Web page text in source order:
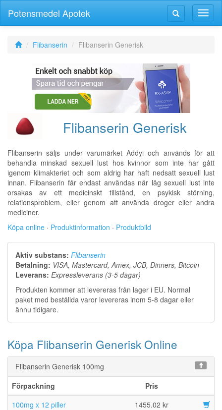
Växla
Växla
navigering
Potensmedel Apotek
Flibanserin Flibanserin Generisk
Flibanserin Generisk
Flibanserin säljs under varumärket Addyi och används för att
behandla minskad sexuell lust hos kvinnor som inte har gått
igenom klimakteriet och som aldrig har haft nedsatt sexuell lust
innan. Flibanserin får endast användas när låg sexuell lust inte
orsakas av ett medicinskt tillstånd, en psykisk störning,
relationsproblem, eller genom att använda droger eller andra
mediciner.
Köpa online · Produktinformation · Produktbild
Aktiv substans: Flibanserin
Betalning: VISA, Mastercard, Amex, JCB, Dinners, Bitcoin
Leverans: Expressleverans (3-5 dagar)
Produkten kommer att levereras från lager i EU. Normal
paket med beställda varor levereras inom 5-8 dagar eller
ännu tidigare.
Köpa Flibanserin Generisk Online
Flibanserin Generisk 100mg
Förpackning
Pris
100mg x 12 piller
1455.02 kr